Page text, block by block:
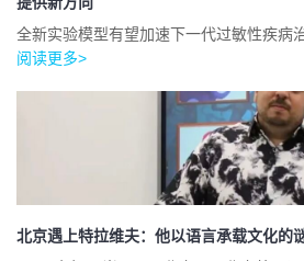
全新实验模型有望加速下一代过敏性疾病
阅读更多>
北京遇上特拉维夫：他以语言承载文化的